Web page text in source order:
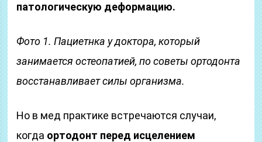
патологическую деформацию.
Фото 1. Пациетнка у доктора, который
занимается остеопатией, по советы ортодонта
восстанавливает силы организма.
Но в мед практике встречаются случаи,
когда ортодонт перед исцелением